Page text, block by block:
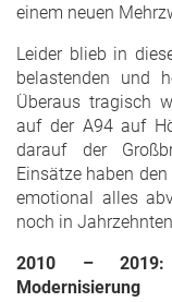
einem neuen
Leider blieb in
belastenden und
Überaus tragisch
auf der A94 auf
darauf der
Einsätze haben
emotional alles
noch in
2010 – 2019:
Modernisierung